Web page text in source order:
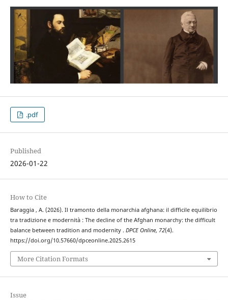
.pdf
Published
2026-01-22
How to Cite
Baraggia , A. (2026). Il tramonto della monarchia afghana: il difficile equilibrio
tra tradizione e modernità : The decline of the Afghan monarchy: the difficult
balance between tradition and modernity . DPCE Online, 72(4).
https://doi.org/10.57660/dpceonline.2025.2615
More Citation Formats
Issue